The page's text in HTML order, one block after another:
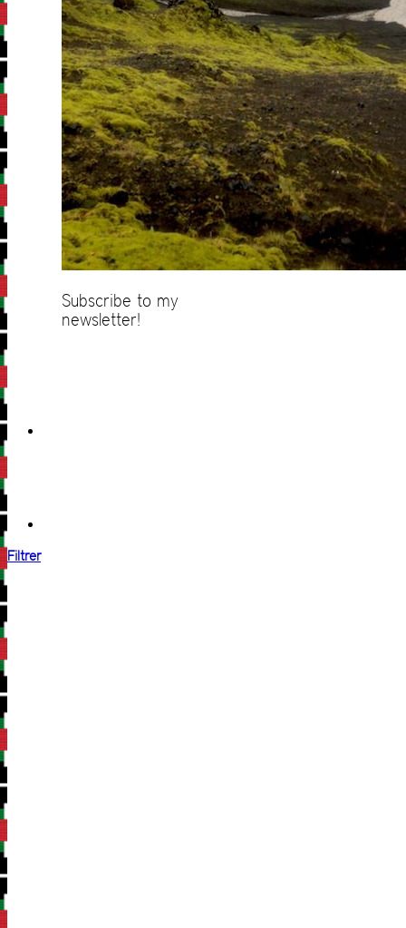
Subscribe to my
newsletter!
Filtrer